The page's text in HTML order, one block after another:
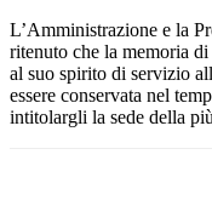
L’Amministrazione e la
ritenuto che la memoria
al suo spirito di servizio
essere conservata nel
intitolargli la sede della